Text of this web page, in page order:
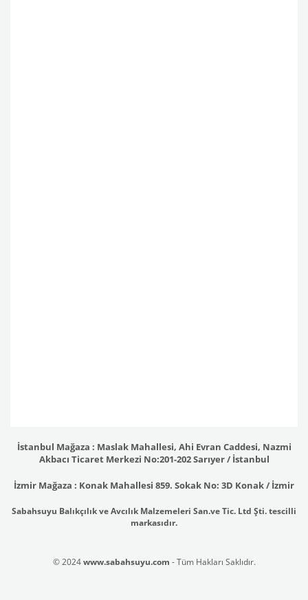
İstanbul Mağaza : Maslak Mahallesi, Ahi Evran Caddesi, Nazmi
Akbacı Ticaret Merkezi No:201-202 Sarıyer / İstanbul
İzmir Mağaza : Konak Mahallesi 859. Sokak No: 3D Konak / İzmir
Sabahsuyu Balıkçılık ve Avcılık Malzemeleri San.ve Tic. Ltd Şti. tescilli
markasıdır.
© 2024www.sabahsuyu.com - Tüm Hakları Saklıdır.